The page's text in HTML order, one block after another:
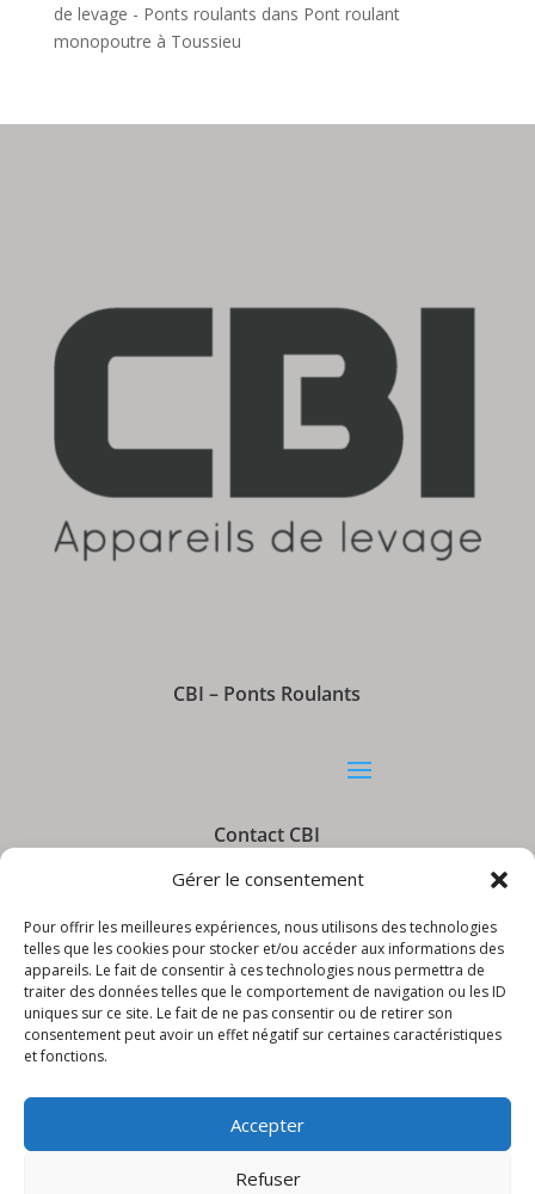
Gérer le consentement
Pour offrir les meilleures expériences, nous utilisons des technologies
telles que les cookies pour stocker et/ou accéder aux informations des
appareils. Le fait de consentir à ces technologies nous permettra de
traiter des données telles que le comportement de navigation ou les ID
uniques sur ce site. Le fait de ne pas consentir ou de retirer son
consentement peut avoir un effet négatif sur certaines caractéristiques
et fonctions.
Accepter
Refuser
de levage - Ponts roulants dans Pont roulant
monopoutre à Toussieu
CBI – Ponts Roulants
Contact CBI
Informations CBI